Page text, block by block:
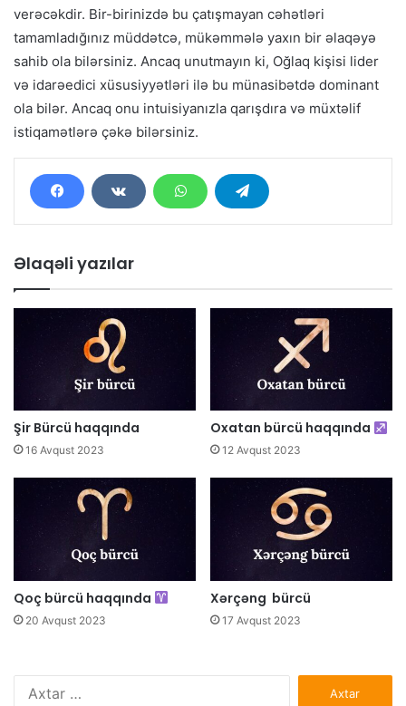
verəcəkdir. Bir-birinizdə bu çatışmayan cəhətləri
tamamladığınız müddətcə, mükəmmələ yaxın bir əlaqəyə
sahib ola bilərsiniz. Ancaq unutmayın ki, Oğlaq kişisi lider
və idarəedici xüsusiyyətləri ilə bu münasibətdə dominant
ola bilər. Ancaq onu intuisiyanızla qarışdıra və müxtəlif
istiqamətlərə çəkə bilərsiniz.
Əlaqəli yazılar
Şir Bürcü haqqında
16 Avqust 2023
Oxatan bürcü haqqında
12 Avqust 2023
Qoç bürcü haqqında
20 Avqust 2023
Xərçəng bürcü
17 Avqust 2023